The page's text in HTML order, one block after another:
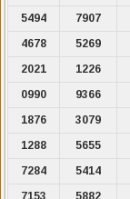
5494
7907
4678
5269
2021
1226
0990
9366
1876
3079
1288
5655
7284
5414
7153
5882